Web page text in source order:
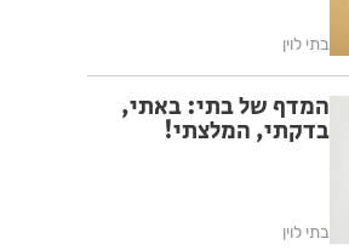
בתי לוין
המדף של בתי: באתי,
בדקתי, המלצתי!
בתי לוין